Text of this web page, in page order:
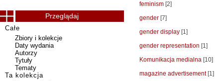
feminism [2]
gender [7]
gender display [1]
gender representation [1]
Komunikacja medialna [10]
magazine advertisement[1]
Przeglądaj
Całe
Zbiory i kolekcje
Daty wydania
Autorzy
Tytuły
Tematy
Ta kolekcja